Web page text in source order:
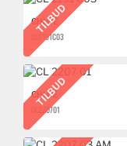
TILBUD
CHLOÉ
CL 2191 C03
TILBUD
CHLOÉ
CL 2207 01